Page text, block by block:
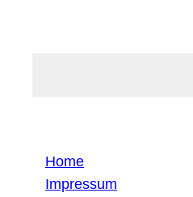
Home
Impressum